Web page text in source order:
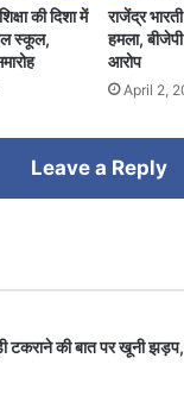
की दिशा में
स्कूल,
राजेंद्र
हमला,
आरोप
April 2,
Leave a Reply
टकराने की बात पर खूनी